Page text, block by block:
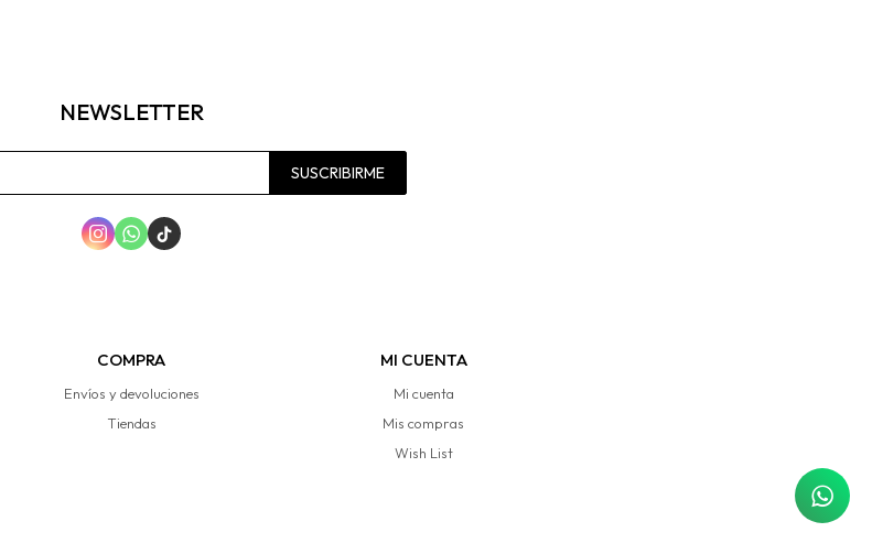
COMPRA
Envíos y devoluciones
Tiendas
MI CUENTA
Mi cuenta
Mis compras
Wish List
NEWSLETTER
SUSCRIBIRME
  